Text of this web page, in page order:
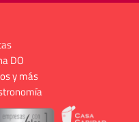
DO
y más